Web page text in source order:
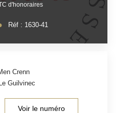
d'honoraires
Réf : 1630-41
Crenn
Guilvinec
Voir le numéro